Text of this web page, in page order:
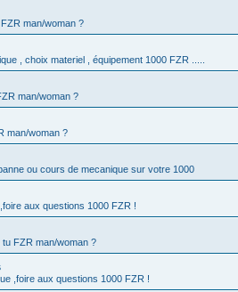
man/woman ?
, choix materiel , équipement 1000 FZR .....
man/woman ?
man/woman ?
ou cours de mecanique sur votre 1000
aux questions 1000 FZR !
tu FZR man/woman ?
,foire aux questions 1000 FZR !